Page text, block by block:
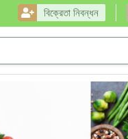
বিক্রেতা নিবন্ধন